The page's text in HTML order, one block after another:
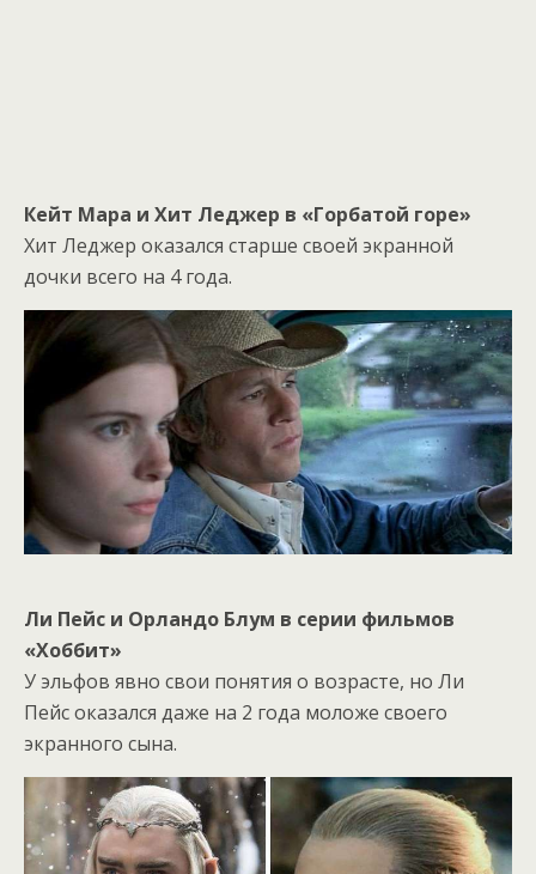
Кейт Мара и Хит Леджер в «Горбатой горе»
Хит Леджер оказался старше своей экранной
дочки всего на 4 года.
Ли Пейс и Орландо Блум в серии фильмов
«Хоббит»
У эльфов явно свои понятия о возрасте, но Ли
Пейс оказался даже на 2 года моложе своего
экранного сына.